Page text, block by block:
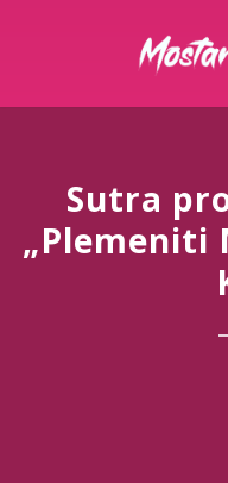
Sutra
„Plemeniti